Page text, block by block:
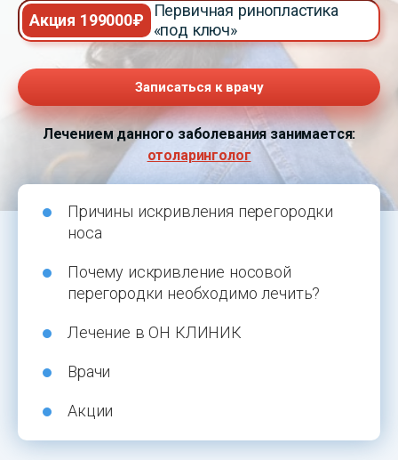
Акция 199000₽
Первичная ринопластика
«под ключ»
Записаться к врачу
Лечением данного заболевания занимается:
отоларинголог
Причины искривления перегородки
носа
Почему искривление носовой
перегородки необходимо лечить?
Лечение в ОН КЛИНИК
Врачи
Акции